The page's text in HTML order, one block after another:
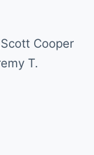
Cooper
T.